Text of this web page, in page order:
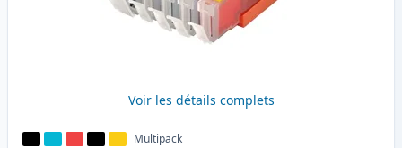
Voir les détails complets
Multipack